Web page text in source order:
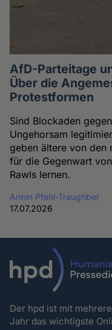
AfD-Parteitage
Über die
Protestformen
Sind Blockaden
Ungehorsam
geben ältere von den
für die Gegenwart
Rawls lernen.
Armin Pfahl-Traughber
17.07.2026
Der hpd ist mit
Jahr das wichtigste